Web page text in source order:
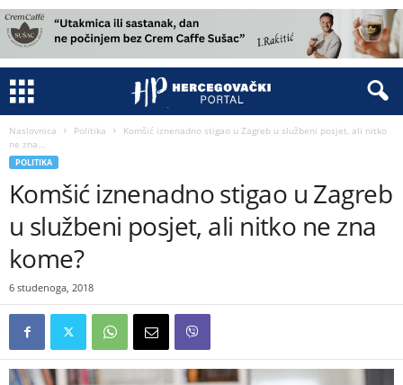
Naslovnica Politika
Komšić iznenadno stigao u Zagreb u službeni posjet, ali nitko
ne zna...
POLITIKA
Komšić iznenadno stigao u Zagreb
u službeni posjet, ali nitko ne zna
kome?
6 studenoga, 2018